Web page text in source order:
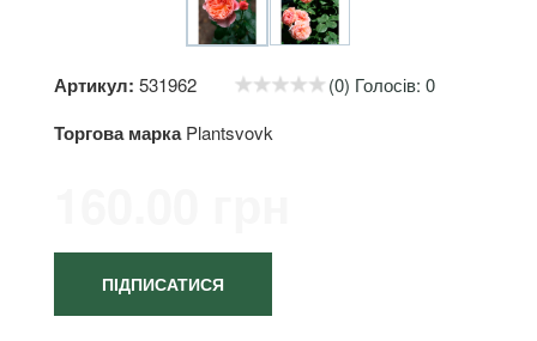
Артикул: 531962 (0) Голосів: 0
Торгова марка Plantsvovk
ПІДПИСАТИСЯ